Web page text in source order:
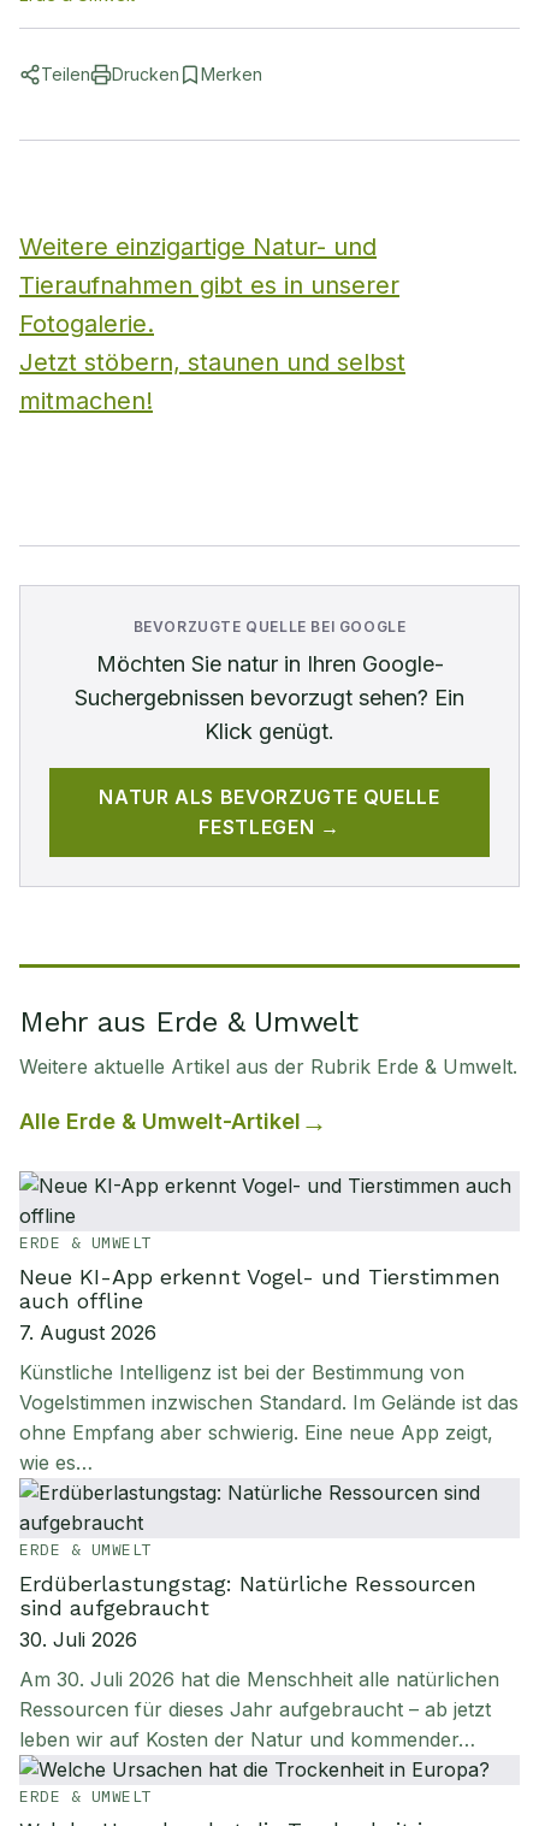
Teilen Drucken Merken
Weitere einzigartige Natur- und
Tieraufnahmen gibt es in unserer
Fotogalerie.
Jetzt stöbern, staunen und selbst
mitmachen!
BEVORZUGTE QUELLE BEI GOOGLE
Möchten Sie naturin Ihren Google-
Suchergebnissen bevorzugt sehen? Ein
Klick genügt.
NATUR ALS BEVORZUGTE QUELLE
FESTLEGEN →
Mehr aus Erde & Umwelt
Weitere aktuelle Artikel aus der Rubrik Erde & Umwelt.
Alle Erde & Umwelt-Artikel
ERDE & UMWELT
Neue KI-App erkennt Vogel- und Tierstimmen
auch offline
7. August 2026
Künstliche Intelligenz ist bei der Bestimmung von
Vogelstimmen inzwischen Standard. Im Gelände ist das
ohne Empfang aber schwierig. Eine neue App zeigt,
wie es…
ERDE & UMWELT
Erdüberlastungstag: Natürliche Ressourcen
sind aufgebraucht
30. Juli 2026
Am 30. Juli 2026 hat die Menschheit alle natürlichen
Ressourcen für dieses Jahr aufgebraucht – ab jetzt
leben wir auf Kosten der Natur und kommender…
ERDE & UMWELT